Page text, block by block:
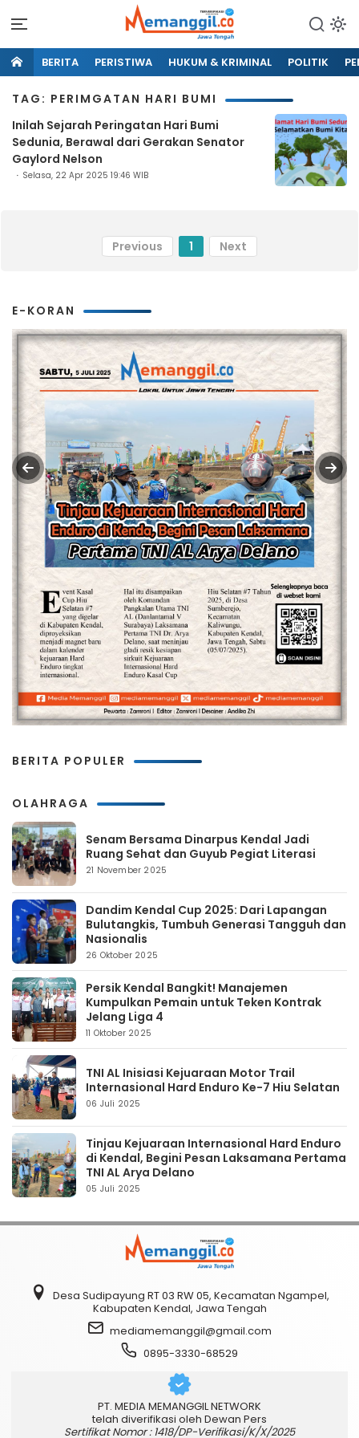
BERITA PERISTIWA HUKUM & KRIMINAL POLITIK
TAG: PERIMGATAN HARI BUMI
Inilah Sejarah Peringatan Hari Bumi
Sedunia, Berawal dari Gerakan Senator
Gaylord Nelson
Selasa, 22 Apr 2025 19:46 WIB
Previous 1 Next
E-KORAN
BERITA POPULER
OLAHRAGA
Senam Bersama Dinarpus Kendal Jadi
Ruang Sehat dan Guyub Pegiat Literasi
21 November 2025
Dandim Kendal Cup 2025: Dari Lapangan
Bulutangkis, Tumbuh Generasi Tangguh dan
Nasionalis
26 Oktober 2025
Persik Kendal Bangkit! Manajemen
Kumpulkan Pemain untuk Teken Kontrak
Jelang Liga 4
11 Oktober 2025
TNI AL Inisiasi Kejuaraan Motor Trail
Internasional Hard Enduro Ke-7 Hiu Selatan
06 Juli 2025
Tinjau Kejuaraan Internasional Hard Enduro
di Kendal, Begini Pesan Laksamana Pertama
TNI AL Arya Delano
05 Juli 2025
Desa Sudipayung RT 03 RW 05, Kecamatan Ngampel,
Kabupaten Kendal, Jawa Tengah
mediamemanggil@gmail.com
0895-3330-68529
PT. MEDIA MEMANGGIL NETWORK
telah diverifikasi oleh Dewan Pers
Sertifikat Nomor : 1418/DP-Verifikasi/K/X/2025